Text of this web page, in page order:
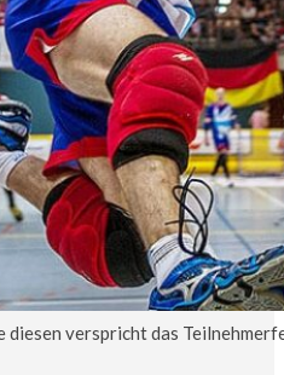
diesen verspricht das